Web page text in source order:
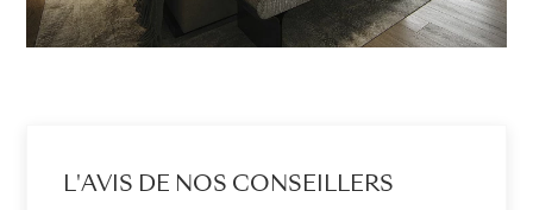
L'AVIS DE NOS CONSEILLERS